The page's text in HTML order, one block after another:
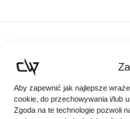
Aby zapewnić jak najlepsze
cookie, do przechowywania i/lub
Zgoda na te technologie pozwoli
Poznaj podobne